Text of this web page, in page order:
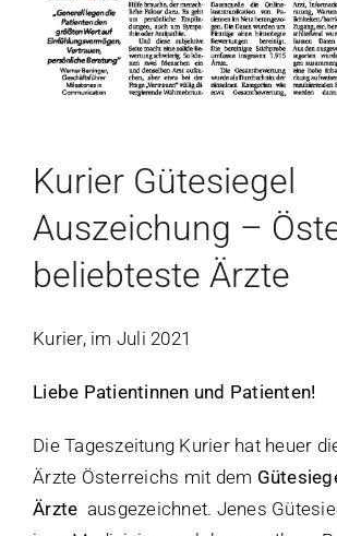
Kurier Gütesiegel
Auszeichung –
beliebteste Ärzte
Kurier, im Juli 2021
Liebe Patientinnen und Patienten!
Die Tageszeitung Kurier hat heuer
Ärzte Österreichs mit dem
Ärzte ausgezeichnet. Jenes